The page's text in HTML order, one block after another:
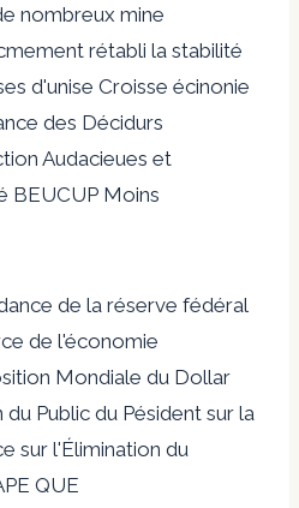
nombreux mine
rétabli la stabilité
d'unise Croisse écinonie
des Décidurs
Audacieues et
BEUCUP Moins
de la réserve fédéral
de l'économie
Mondiale du Dollar
Public du Pésident sur la
sur l'Élimination du
QUE